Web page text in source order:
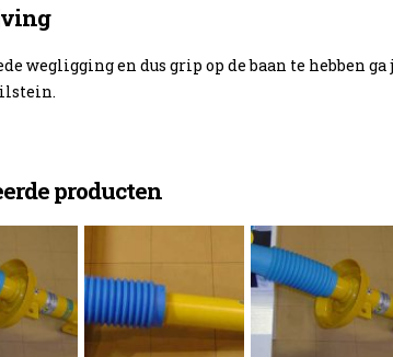
wegligging en dus grip op de baan te hebben
producten